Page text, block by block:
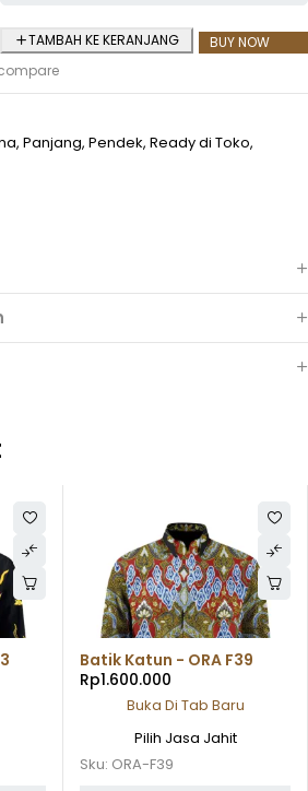
TAMBAH KE KERANJANG
BUY NOW
, Panjang, Pendek, Ready di Toko,
Batik Katun - ORA F39
Rp1.600.000
Buka Di Tab Baru
Pilih Jasa Jahit
Sku: ORA-F39